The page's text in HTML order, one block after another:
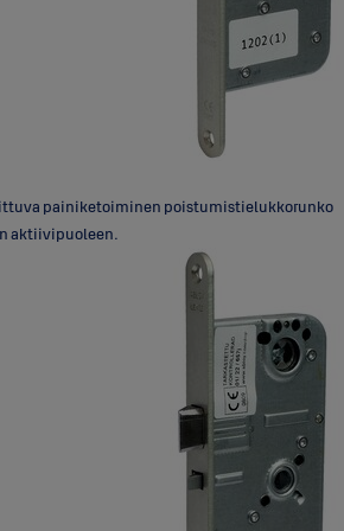
painiketoiminen poistumistielukkorunko
aktiivipuoleen.